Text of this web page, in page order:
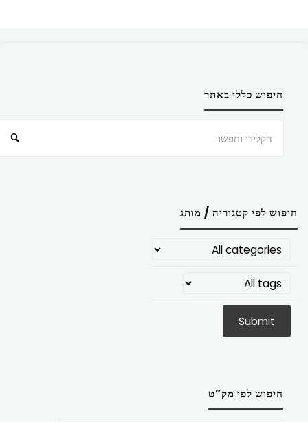
חיפוש כללי באתר
חיפוש לפי קטגוריה / מותג
חיפוש לפי מק”ט